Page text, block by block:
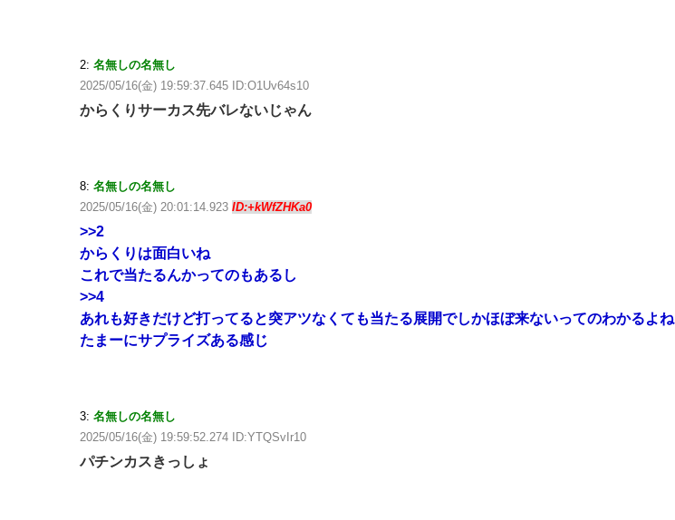
2: 名無しの名無し
2025/05/16(金) 19:59:37.645 ID:O1Uv64s10
からくりサーカス先バレないじゃん
8: 名無しの名無し
2025/05/16(金) 20:01:14.923 ID:+kWfZHKa0
>>2
からくりは面白いね
これで当たるんかってのもあるし
>>4
あれも好きだけど打ってると突アツなくても当たる展開でしかほぼ来ないってのわかるよね
たまーにサプライズある感じ
3: 名無しの名無し
2025/05/16(金) 19:59:52.274 ID:YTQSvIr10
パチンカスきっしょ